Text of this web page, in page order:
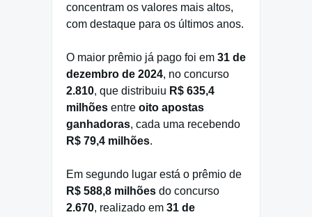
concentram os valores mais altos,
com destaque para os últimos anos.
O maior prêmio já pago foi em 31 de
dezembro de 2024, no concurso
2.810, que distribuiu R$ 635,4
milhões entre oito apostas
ganhadoras, cada uma recebendo
R$ 79,4 milhões.
Em segundo lugar está o prêmio de
R$ 588,8 milhões do concurso
2.670, realizado em 31 de